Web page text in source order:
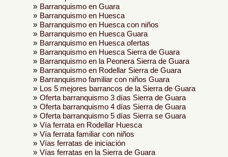
Barranquismo en Guara
Barranquismo en Huesca
Barranquismo en Huesca con niños
Barranquismo en Huesca Guara
Barranquismo en Huesca ofertas
Barranquismo en Huesca Sierra de Guara
Barranquismo en la Peonera Sierra de Guara
Barranquismo en Rodellar Sierra de Guara
Barranquismo familiar con niños Guara
Los 5 mejores barrancos de la Sierra de Guara
Oferta barranquismo 3 días Sierra de Guara
Oferta barranquismo 4 días Sierra de Guara
Oferta barranquismo 5 días Sierra se Guara
Vía ferrata en Rodellar Huesca
Vía ferrata familiar con niños
Vías ferratas de iniciación
Vías ferratas en la Sierra de Guara